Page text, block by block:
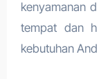
kenyamanan
tempat dan
kebutuhan